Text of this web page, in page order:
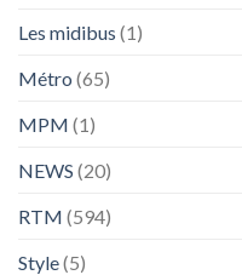
Les midibus (1)
Métro (65)
MPM (1)
NEWS (20)
RTM (594)
Style(5)